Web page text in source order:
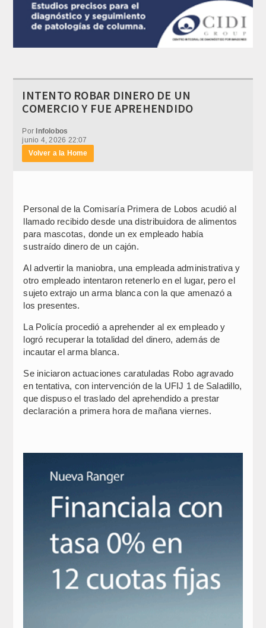
INTENTO ROBAR DINERO DE UN
COMERCIO Y FUE APREHENDIDO
PorInfolobos
junio 4, 2026 22:07
Volver a la Home
Personal de la Comisaría Primera de Lobos acudió al
llamado recibido desde una distribuidora de alimentos
para mascotas, donde un ex empleado había
sustraído dinero de un cajón.
Al advertir la maniobra, una empleada administrativa y
otro empleado intentaron retenerlo en el lugar, pero el
sujeto extrajo un arma blanca con la que amenazó a
los presentes.
La Policía procedió a aprehender al ex empleado y
logró recuperar la totalidad del dinero, además de
incautar el arma blanca.
Se iniciaron actuaciones caratuladas Robo agravado
en tentativa, con intervención de la UFIJ 1 de Saladillo,
que dispuso el traslado del aprehendido a prestar
declaración a primera hora de mañana viernes.